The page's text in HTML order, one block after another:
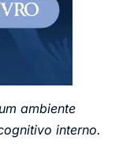
ambiente
interno.